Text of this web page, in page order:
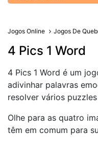
Jogos Online Jogos De
4 Pics 1 Word
4 Pics 1 Word é um
adivinhar palavras
resolver vários
Olhe para as quatro
têm em comum para